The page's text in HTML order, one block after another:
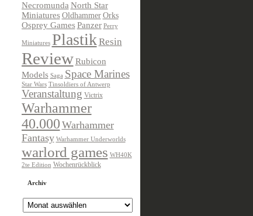
Necromunda North Star
Miniatures Oldhammer Orks
Osprey Games Panzer Perry
Miniatures Plastik Resin
Review Rubicon
Models Saga Space Marines
Star Wars Tinsoldiers of Antwerp
Veranstaltung Victrix
Warhammer
40.000 Warhammer
Fantasy Warhammer Underworlds
warlord games WH40K
2te Edition Wochenrückblick
Archiv